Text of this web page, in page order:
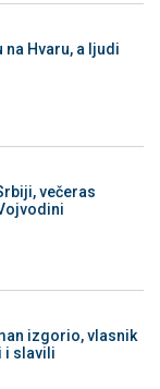
Hvaru, a ljudi
večeras
izgorio, vlasnik
i slavili